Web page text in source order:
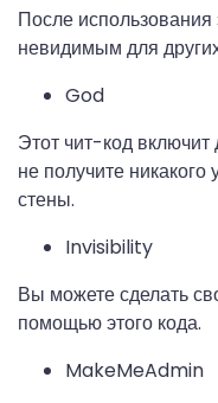
После использования
невидимым для
God
Этот чит-код
не получите никакого
стены.
Invisibility
Вы можете сделать
помощью этого кода.
MakeMeAdmin